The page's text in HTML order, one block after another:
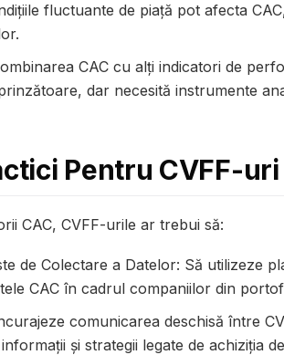
fluctuante de piață pot afecta
CAC cu alți indicatori de
dar necesită instrumente
Pentru CVFF-uri
CAC, CVFF-urile ar trebui să:
de Colectare a Datelor: Să utilizeze
CAC în cadrul companiilor din
comunicarea deschisă între
și strategii legate de achiziția